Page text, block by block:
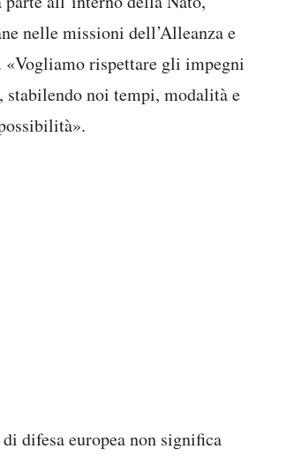
nelle missioni dell’Alleanza e
«Vogliamo rispettare gli impegni
stabilendo noi tempi, modalità e
difesa europea non significa